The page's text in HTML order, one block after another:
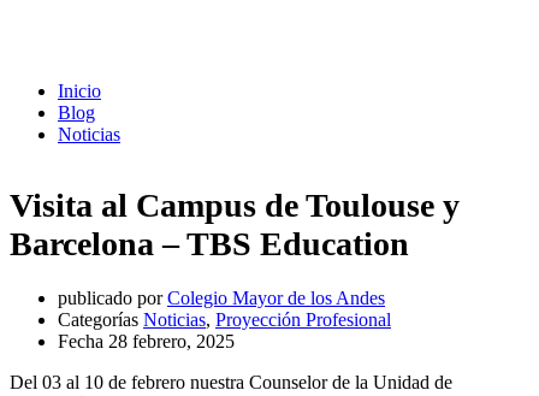
Inicio
Blog
Noticias
Visita al Campus de Toulouse y
Barcelona – TBS Education
publicado por Colegio Mayor de los Andes
Categorías Noticias, Proyección Profesional
Fecha 28 febrero, 2025
Del 03 al 10 de febrero nuestra Counselor de la Unidad de